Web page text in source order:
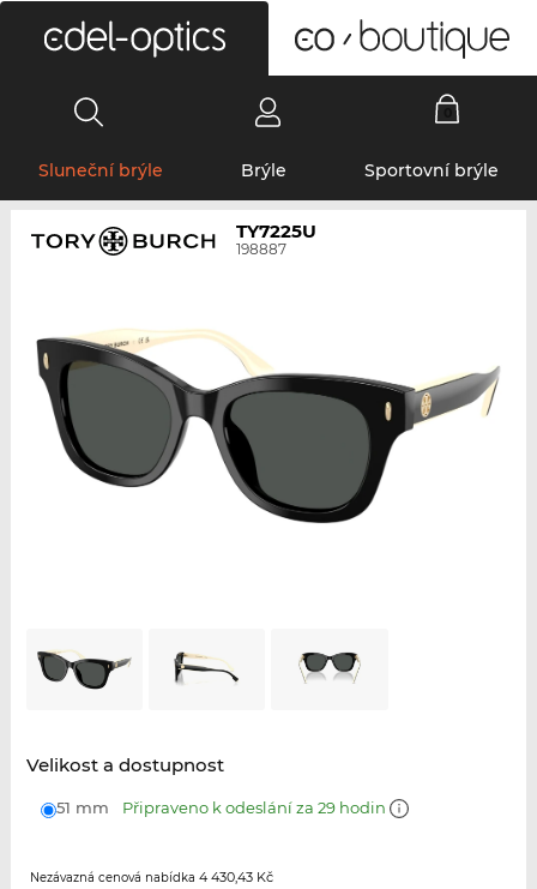
Sluneční brýle Brýle Sportovní brýle
TY7225U
198887
Velikost a dostupnost
51 mm Připraveno k odeslání za 29 hodin
Nezávazná cenová nabídka 4 430,43 Kč